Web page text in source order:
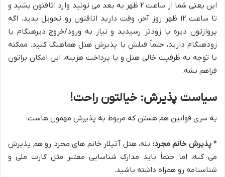
این یعنی شما از ساعت ۲ ظهر به بعد می تونید وارد اتاقتون بشید و
تا ساعت ۱۲ ظهر روز آخر، وقت دارید اتاقتون رو تحویل بدید. اگه
پروازتون دیره یا زودتر رسیدید و نیاز به ورود/خروج دیرهنگام یا
زودهنگام دارید، حتماً قبلش با پذیرش هتل هماهنگ کنید. ممکنه
با توجه به ظرفیت خالی هتل و با پرداخت هزینه، این امکان براتون
فراهم بشه.
سیاست پذیرش: خیالتون راحت!
یه سری قوانین هم هستن که مربوط به پذیرش مهمون هاست:
*پذیرش خانم مجرد: بله، هتل آتیلار خانم های مجرد رو هم پذیرش
می کنه، اما حتماً باید مدارک شناسایی معتبر مثل کارت ملی و
شناسنامه رو همراه داشته باشید.